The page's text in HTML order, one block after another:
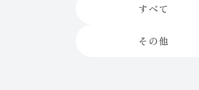
すべて
その他